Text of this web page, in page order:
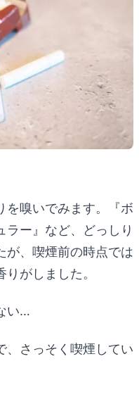
を嗅いでみます。『ボ
ラー』など、どっしり
が、喫煙前の時点では
がしました。
い…
、さっそく喫煙してい